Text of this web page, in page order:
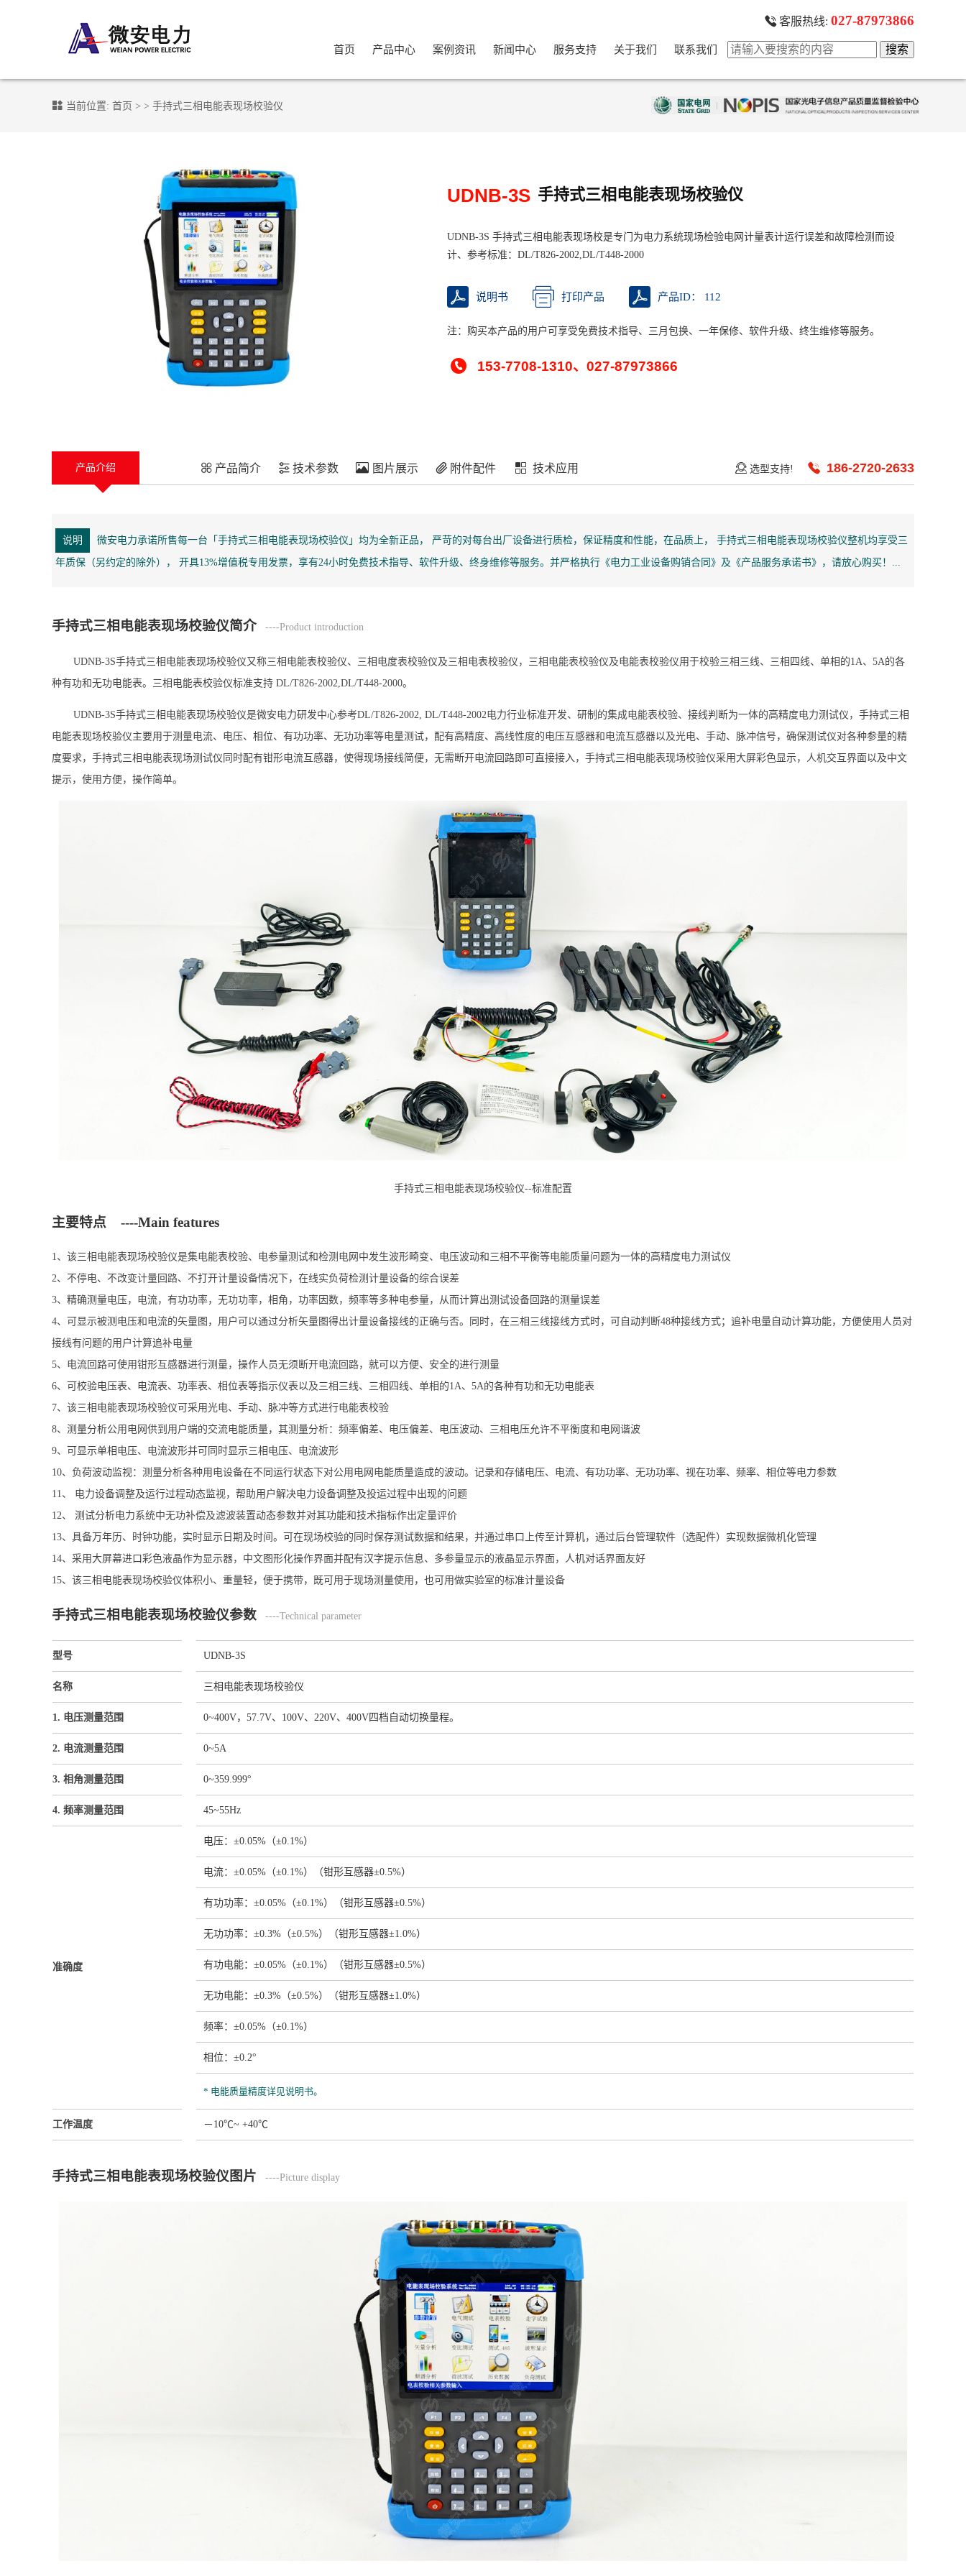
客服热线: 027-87973866
首页 产品中心 案例资讯 新闻中心 服务支持 关于我们 联系我们
当前位置: 首页 > > 手持式三相电能表现场校验仪
UDNB-3S 手持式三相电能表现场校验仪
UDNB-3S 手持式三相电能表现场校是专门为电力系统现场检验电网计量表计运行误差和故障检测而设
计、参考标准：DL/T826-2002,DL/T448-2000
说明书 打印产品 产品ID： 112
注：购买本产品的用户可享受免费技术指导、三月包换、一年保修、软件升级、终生维修等服务。
153-7708-1310、027-87973866
产品介绍 产品简介 技术参数 图片展示 附件配件 技术应用 选型支持! 186-2720-2633
说明 微安电力承诺所售每一台「手持式三相电能表现场校验仪」均为全新正品， 严苛的对每台出厂设备进行质检，保证精度和性能，在品质上， 手持式三相电能表现场校验仪整机均享受三
年质保（另约定的除外）， 开具13%增值税专用发票，享有24小时免费技术指导、软件升级、终身维修等服务。并严格执行《电力工业设备购销合同》及《产品服务承诺书》，请放心购买！...
手持式三相电能表现场校验仪简介 ----Product introduction
UDNB-3S手持式三相电能表现场校验仪又称三相电能表校验仪、三相电度表校验仪及三相电表校验仪，三相电能表校验仪及电能表校验仪用于校验三相三线、三相四线、单相的1A、5A的各
种有功和无功电能表。三相电能表校验仪标准支持 DL/T826-2002,DL/T448-2000。
UDNB-3S手持式三相电能表现场校验仪是微安电力研发中心参考DL/T826-2002, DL/T448-2002电力行业标准开发、研制的集成电能表校验、接线判断为一体的高精度电力测试仪，手持式三相
电能表现场校验仪主要用于测量电流、电压、相位、有功功率、无功功率等电量测试，配有高精度、高线性度的电压互感器和电流互感器以及光电、手动、脉冲信号，确保测试仪对各种参量的精
度要求，手持式三相电能表现场测试仪同时配有钳形电流互感器，使得现场接线简便，无需断开电流回路即可直接接入，手持式三相电能表现场校验仪采用大屏彩色显示，人机交互界面以及中文
提示，使用方便，操作简单。
手持式三相电能表现场校验仪--标准配置
主要特点 ----Main features
1、该三相电能表现场校验仪是集电能表校验、电参量测试和检测电网中发生波形畸变、电压波动和三相不平衡等电能质量问题为一体的高精度电力测试仪
2、不停电、不改变计量回路、不打开计量设备情况下，在线实负荷检测计量设备的综合误差
3、精确测量电压，电流，有功功率，无功功率，相角，功率因数，频率等多种电参量，从而计算出测试设备回路的测量误差
4、可显示被测电压和电流的矢量图，用户可以通过分析矢量图得出计量设备接线的正确与否。同时，在三相三线接线方式时，可自动判断48种接线方式；追补电量自动计算功能，方便使用人员对
接线有问题的用户计算追补电量
5、电流回路可使用钳形互感器进行测量，操作人员无须断开电流回路，就可以方便、安全的进行测量
6、可校验电压表、电流表、功率表、相位表等指示仪表以及三相三线、三相四线、单相的1A、5A的各种有功和无功电能表
7、该三相电能表现场校验仪可采用光电、手动、脉冲等方式进行电能表校验
8、测量分析公用电网供到用户端的交流电能质量，其测量分析：频率偏差、电压偏差、电压波动、三相电压允许不平衡度和电网谐波
9、可显示单相电压、电流波形并可同时显示三相电压、电流波形
10、负荷波动监视：测量分析各种用电设备在不同运行状态下对公用电网电能质量造成的波动。记录和存储电压、电流、有功功率、无功功率、视在功率、频率、相位等电力参数
11、 电力设备调整及运行过程动态监视，帮助用户解决电力设备调整及投运过程中出现的问题
12、 测试分析电力系统中无功补偿及滤波装置动态参数并对其功能和技术指标作出定量评价
13、具备万年历、时钟功能，实时显示日期及时间。可在现场校验的同时保存测试数据和结果，并通过串口上传至计算机，通过后台管理软件（选配件）实现数据微机化管理
14、采用大屏幕进口彩色液晶作为显示器，中文图形化操作界面并配有汉字提示信息、多参量显示的液晶显示界面，人机对话界面友好
15、该三相电能表现场校验仪体积小、重量轻，便于携带，既可用于现场测量使用，也可用做实验室的标准计量设备
手持式三相电能表现场校验仪参数 ----Technical parameter
型号 UDNB-3S
名称 三相电能表现场校验仪
1. 电压测量范围 0~400V，57.7V、100V、220V、400V四档自动切换量程。
2. 电流测量范围 0~5A
3. 相角测量范围 0~359.999°
4. 频率测量范围 45~55Hz
准确度
电压：±0.05%（±0.1%）
电流：±0.05%（±0.1%）（钳形互感器±0.5%）
有功功率：±0.05%（±0.1%）（钳形互感器±0.5%）
无功功率：±0.3%（±0.5%）（钳形互感器±1.0%）
有功电能：±0.05%（±0.1%）（钳形互感器±0.5%）
无功电能：±0.3%（±0.5%）（钳形互感器±1.0%）
频率：±0.05%（±0.1%）
相位：±0.2°
* 电能质量精度详见说明书。
工作温度 －10℃~ +40℃
手持式三相电能表现场校验仪图片 ----Picture display